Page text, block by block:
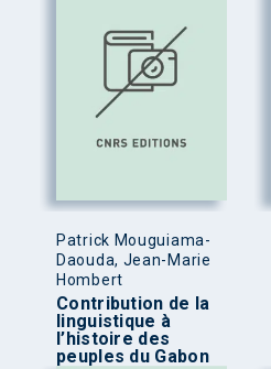
Patrick Mouguiama-
Daouda, Jean-Marie
Hombert
Contribution de la
linguistique à
l’histoire des
peuples du Gabon